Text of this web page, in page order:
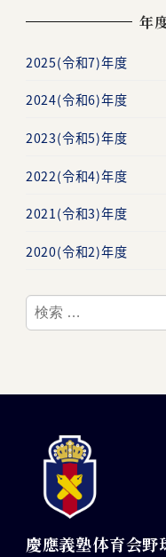
年
2025(令和7)年度
2024(令和6)年度
2023(令和5)年度
2022(令和4)年度
2021(令和3)年度
2020(令和2)年度
検
索
慶應義塾体育会野